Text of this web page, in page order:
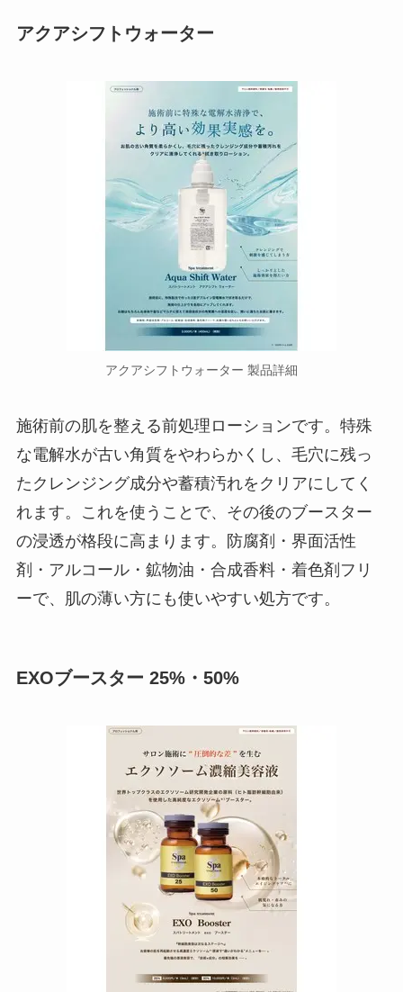
アクアシフトウォーター
アクアシフトウォーター 製品詳細
施術前の肌を整える前処理ローションです。特殊
な電解水が古い角質をやわらかくし、毛穴に残っ
たクレンジング成分や蓄積汚れをクリアにしてく
れます。これを使うことで、その後のブースター
の浸透が格段に高まります。防腐剤・界面活性
剤・アルコール・鉱物油・合成香料・着色剤フリ
ーで、肌の薄い方にも使いやすい処方です。
EXOブースター 25%・50%